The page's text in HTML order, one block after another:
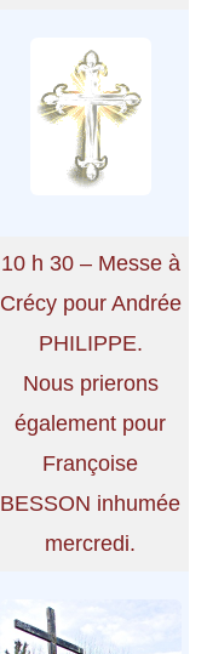
10 h 30 – Messe à
Crécy pour Andrée
PHILIPPE.
Nous prierons
également pour
Françoise
BESSON inhumée
mercredi.